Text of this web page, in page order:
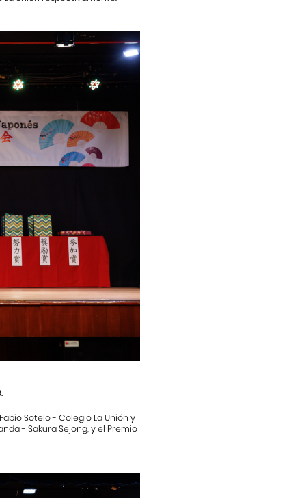
Sotelo - Colegio La Unión y
- Sakura Sejong, y el Premio